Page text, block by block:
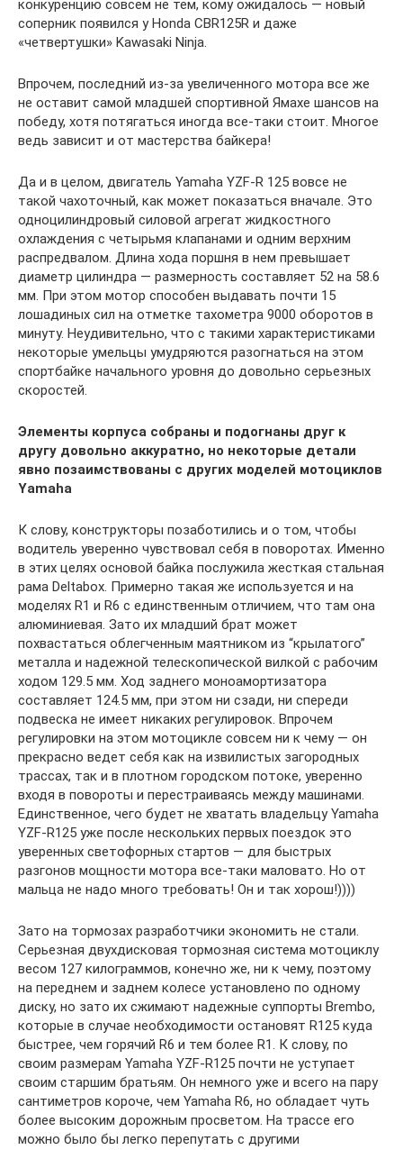
конкуренцию совсем не тем, кому ожидалось — новый
соперник появился у Honda CBR125R и даже
«четвертушки» Kawasaki Ninja.
Впрочем, последний из-за увеличенного мотора все же
не оставит самой младшей спортивной Ямахе шансов на
победу, хотя потягаться иногда все-таки стоит. Многое
ведь зависит и от мастерства байкера!
Да и в целом, двигатель Yamaha YZF-R 125 вовсе не
такой чахоточный, как может показаться вначале. Это
одноцилиндровый силовой агрегат жидкостного
охлаждения с четырьмя клапанами и одним верхним
распредвалом. Длина хода поршня в нем превышает
диаметр цилиндра — размерность составляет 52 на 58.6
мм. При этом мотор способен выдавать почти 15
лошадиных сил на отметке тахометра 9000 оборотов в
минуту. Неудивительно, что с такими характеристиками
некоторые умельцы умудряются разогнаться на этом
спортбайке начального уровня до довольно серьезных
скоростей.
Элементы корпуса собраны и подогнаны друг к
другу довольно аккуратно, но некоторые детали
явно позаимствованы с других моделей мотоциклов
Yamaha
К слову, конструкторы позаботились и о том, чтобы
водитель уверенно чувствовал себя в поворотах. Именно
в этих целях основой байка послужила жесткая стальная
рама Deltabox. Примерно такая же используется и на
моделях R1 и R6 с единственным отличием, что там она
алюминиевая. Зато их младший брат может
похвастаться облегченным маятником из “крылатого”
металла и надежной телескопической вилкой с рабочим
ходом 129.5 мм. Ход заднего моноамортизатора
составляет 124.5 мм, при этом ни сзади, ни спереди
подвеска не имеет никаких регулировок. Впрочем
регулировки на этом мотоцикле совсем ни к чему — он
прекрасно ведет себя как на извилистых загородных
трассах, так и в плотном городском потоке, уверенно
входя в повороты и перестраиваясь между машинами.
Единственное, чего будет не хватать владельцу Yamaha
YZF-R125 уже после нескольких первых поездок это
уверенных светофорных стартов — для быстрых
разгонов мощности мотора все-таки маловато. Но от
мальца не надо много требовать! Он и так хорош!))))
Зато на тормозах разработчики экономить не стали.
Серьезная двухдисковая тормозная система мотоциклу
весом 127 килограммов, конечно же, ни к чему, поэтому
на переднем и заднем колесе установлено по одному
диску, но зато их сжимают надежные суппорты Brembo,
которые в случае необходимости остановят R125 куда
быстрее, чем горячий R6 и тем более R1. К слову, по
своим размерам Yamaha YZF-R125 почти не уступает
своим старшим братьям. Он немного уже и всего на пару
сантиметров короче, чем Yamaha R6, но обладает чуть
более высоким дорожным просветом. На трассе его
можно было бы легко перепутать с другими